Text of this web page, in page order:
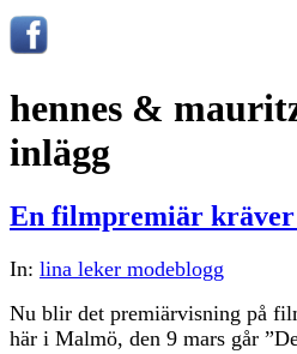
hennes &
inlägg
En filmpremiär kräver
In: lina leker modeblogg
Nu blir det premiärvisning på
här i Malmö, den 9 mars går